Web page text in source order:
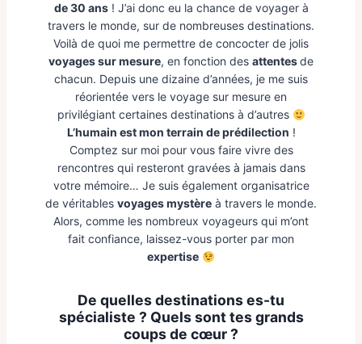
de 30 ans! J’ai donc eu la chance de voyager à
travers le monde, sur de nombreuses destinations.
Voilà de quoi me permettre de concocter de jolis
voyages sur mesure, en fonction des attentesde
chacun. Depuis une dizaine d’années, je me suis
réorientée vers le voyage sur mesure en
privilégiant certaines destinations à d’autres
L’humain est mon terrain de prédilection !
Comptez sur moi pour vous faire vivre des
rencontres qui resteront gravées à jamais dans
votre mémoire… Je suis également organisatrice
de véritables voyages mystère à travers le monde.
Alors, comme les nombreux voyageurs qui m’ont
fait confiance, laissez-vous porter par mon
expertise
De quelles destinations es-tu
spécialiste ? Quels sont tes grands
coups de cœur ?